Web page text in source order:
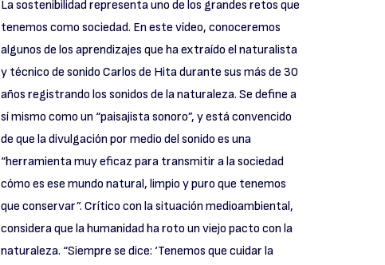
La sostenibilidad representa uno de los grandes retos que
tenemos como sociedad. En este vídeo, conoceremos
algunos de los aprendizajes que ha extraído el naturalista
y técnico de sonido Carlos de Hita durante sus más de 30
años registrando los sonidos de la naturaleza. Se define a
sí mismo como un “paisajista sonoro”, y está convencido
de que la divulgación por medio del sonido es una
“herramienta muy eficaz para transmitir a la sociedad
cómo es ese mundo natural, limpio y puro que tenemos
que conservar”. Crítico con la situación medioambiental,
considera que la humanidad ha roto un viejo pacto con la
naturaleza. “Siempre se dice: ‘Tenemos que cuidar la